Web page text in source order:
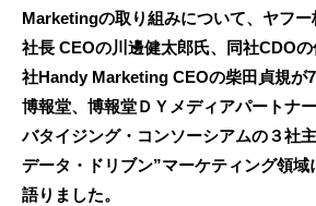
Marketingの取り組みについて、ヤフ
社長 CEOの川邊健太郎氏、同社CDO
社Handy Marketing CEOの柴田貞規が
博報堂、博報堂ＤＹメディアパートナ
バタイジング・コンソーシアムの３社
データ・ドリブン”マーケティング領域
語りました。